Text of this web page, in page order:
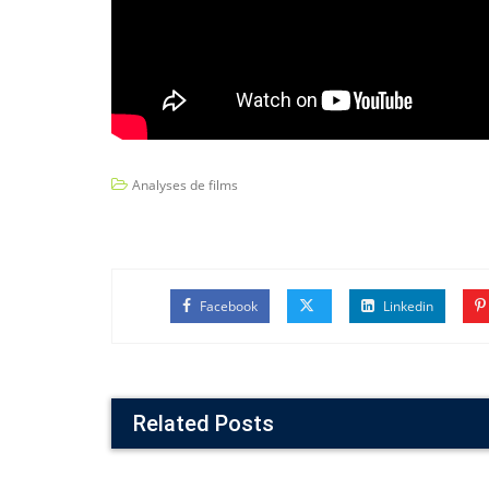
Analyses de films
Facebook Linkedin
Related Posts